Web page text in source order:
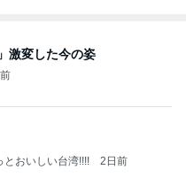
激変した今の姿
とおいしい台湾!!!! 2日前